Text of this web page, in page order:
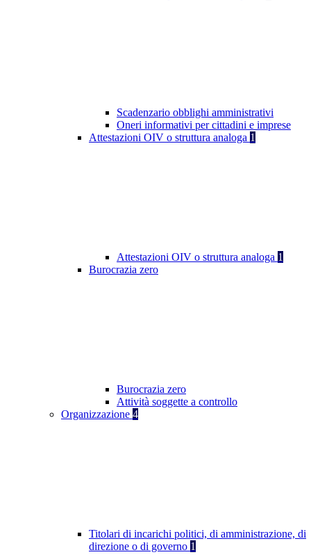
Scadenzario obblighi amministrativi
Oneri informativi per cittadini e imprese
Attestazioni OIV o struttura analoga 1
Attestazioni OIV o struttura analoga 1
Burocrazia zero
Burocrazia zero
Attività soggette a controllo
Organizzazione 4
Titolari di incarichi politici, di amministrazione, di
direzione o di governo 1